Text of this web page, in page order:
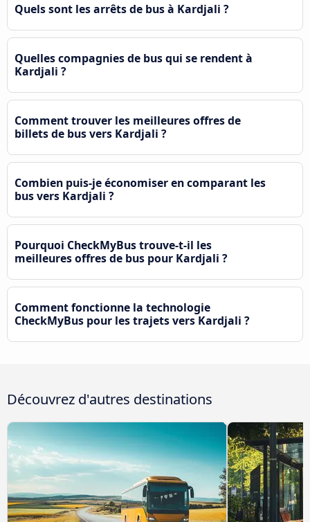
Quels sont les arrêts de bus à Kardjali ?
Quelles compagnies de bus qui se rendent à
Kardjali ?
Comment trouver les meilleures offres de
billets de bus vers Kardjali ?
Combien puis-je économiser en comparant les
bus vers Kardjali ?
Pourquoi CheckMyBus trouve-t-il les
meilleures offres de bus pour Kardjali ?
Comment fonctionne la technologie
CheckMyBus pour les trajets vers Kardjali ?
Découvrez d'autres destinations